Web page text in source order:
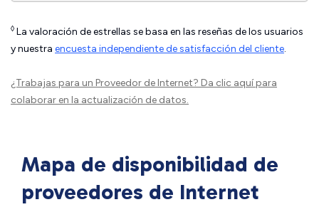
◊ La valoración de estrellas se basa en las reseñas de los usuarios
y nuestra encuesta independiente de satisfacción del cliente.
¿Trabajas para un Proveedor de Internet? Da clic aquípara
colaborar en la actualización de datos.
Mapa de disponibilidad de
proveedores de Internet